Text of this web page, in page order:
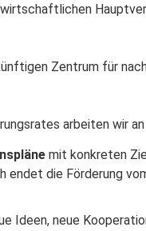
Zentrum für
arbeiten wir
mit konkreten
endet die Förderung
Ideen, neue